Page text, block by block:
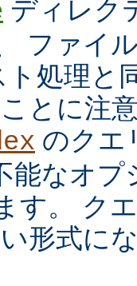
ディレク
ファイ
処理と
とに注
のクエ
能なオ
す。 ク
形式に